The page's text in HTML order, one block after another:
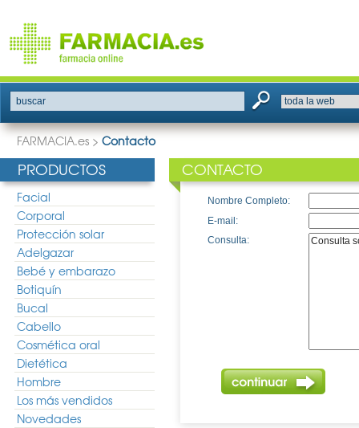
buscar
FARMACIA.es > Contacto
PRODUCTOS
Facial
Corporal
Protección solar
Adelgazar
Bebé y embarazo
Botiquín
Bucal
Cabello
Cosmética oral
Dietética
Hombre
Los más vendidos
Novedades
CONTACTO
Nombre Completo:
E-mail:
Consulta: